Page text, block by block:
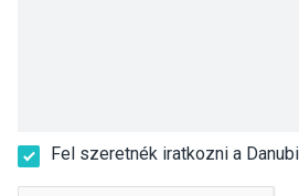
Fel szeretnék iratkozni a